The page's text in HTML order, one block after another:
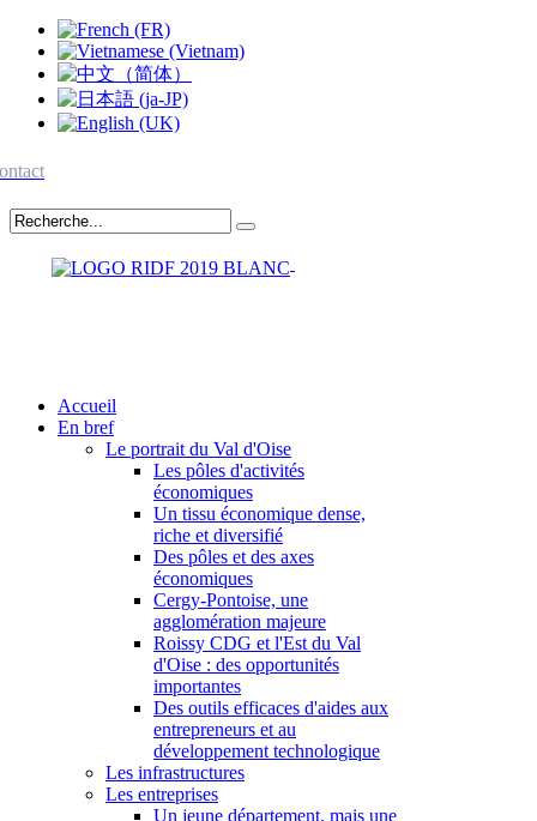
Accueil
En bref
Le portrait du Val d'Oise
Les pôles d'activités
économiques
Un tissu économique dense,
riche et diversifié
Des pôles et des axes
économiques
Cergy-Pontoise, une
agglomération majeure
Roissy CDG et l'Est du Val
d'Oise : des opportunités
importantes
Des outils efficaces d'aides aux
entrepreneurs et au
développement technologique
Les infrastructures
Les entreprises
Un jeune département, mais une